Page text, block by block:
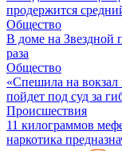
продержится
Общество
В доме на Звездной
раза
Общество
«Спешила на
пойдет под суд за
Происшествия
11 килограммов
наркотика